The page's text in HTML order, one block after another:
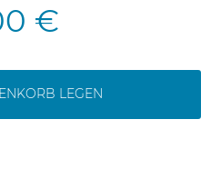
€
LEGEN